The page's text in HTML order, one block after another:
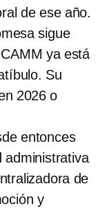
de ese año.
sigue
ya está
Su
2026 o
entonces
administrativa
de
y